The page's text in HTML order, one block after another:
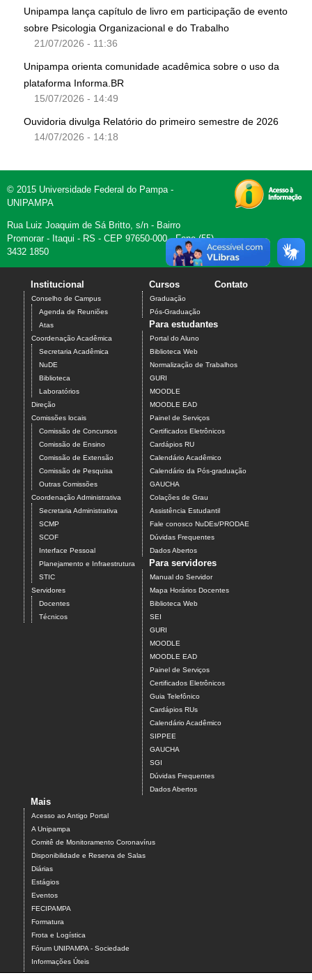
Unipampa lança capítulo de livro em participação de evento
sobre Psicologia Organizacional e do Trabalho
21/07/2026 - 11:36
Unipampa orienta comunidade acadêmica sobre o uso da
plataforma Informa.BR
15/07/2026 - 14:49
Ouvidoria divulga Relatório do primeiro semestre de 2026
14/07/2026 - 14:18
© 2015 Universidade Federal do Pampa -
UNIPAMPA
Rua Luiz Joaquim de Sá Britto, s/n - Bairro
Promorar - Itaqui - RS - CEP 97650-000 - Fone (55)
3432 1850
Institucional
Conselho de Campus
Agenda de Reuniões
Atas
Coordenação Acadêmica
Secretaria Acadêmica
NuDE
Biblioteca
Laboratórios
Direção
Comissões locais
Comissão de Concursos
Comissão de Ensino
Comissão de Extensão
Comissão de Pesquisa
Outras Comissões
Coordenação Administrativa
Secretaria Administrativa
SCMP
SCOF
Interface Pessoal
Planejamento e Infraestrutura
STIC
Servidores
Docentes
Técnicos
Cursos
Graduação
Pós-Graduação
Contato
Para estudantes
Portal do Aluno
Biblioteca Web
Normalização de Trabalhos
GURI
MOODLE
MOODLE EAD
Painel de Serviços
Certificados Eletrônicos
Cardápios RU
Calendário Acadêmico
Calendário da Pós-graduação
GAUCHA
Colações de Grau
Assistência Estudantil
Fale conosco NuDEs/PRODAE
Dúvidas Frequentes
Dados Abertos
Para servidores
Manual do Servidor
Mapa Horários Docentes
Biblioteca Web
SEI
GURI
MOODLE
MOODLE EAD
Painel de Serviços
Certificados Eletrônicos
Guia Telefônico
Cardápios RUs
Calendário Acadêmico
SIPPEE
GAUCHA
SGI
Dúvidas Frequentes
Dados Abertos
Mais
Acesso ao Antigo Portal
A Unipampa
Comitê de Monitoramento Coronavírus
Disponibilidade e Reserva de Salas
Diárias
Estágios
Eventos
FECIPAMPA
Formatura
Frota e Logística
Fórum UNIPAMPA - Sociedade
Informações Úteis
LibrePampa